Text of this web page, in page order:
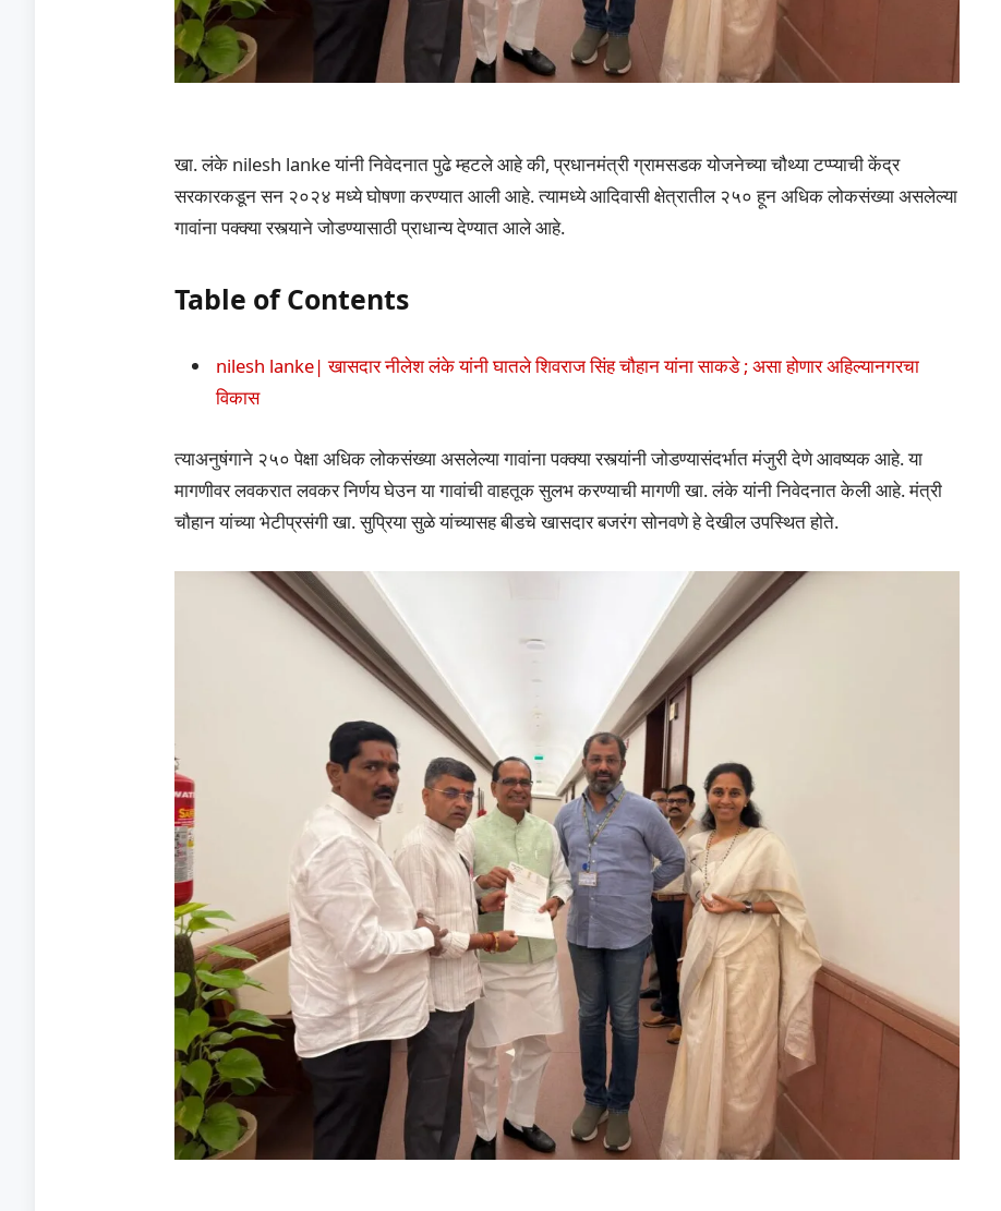
खा. लंके nilesh lanke यांनी निवेदनात पुढे म्हटले आहे की, प्रधानमंत्री ग्रामसडक योजनेच्या चौथ्या टप्प्याची केंद्र
सरकारकडून सन २०२४ मध्ये घोषणा करण्यात आली आहे. त्यामध्ये आदिवासी क्षेत्रातील २५० हून अधिक लोकसंख्या असलेल्या
गावांना पक्क्या रस्त्याने जोडण्यासाठी प्राधान्य देण्यात आले आहे.
Table of Contents
nilesh lanke| खासदार नीलेश लंके यांनी घातले शिवराज सिंह चौहान यांना साकडे ; असा होणार अहिल्यानगरचा
विकास
त्याअनुषंगाने २५० पेक्षा अधिक लोकसंख्या असलेल्या गावांना पक्क्या रस्त्यांनी जोडण्यासंदर्भात मंजुरी देणे आवष्यक आहे. या
मागणीवर लवकरात लवकर निर्णय घेउन या गावांची वाहतूक सुलभ करण्याची मागणी खा. लंके यांनी निवेदनात केली आहे. मंत्री
चौहान यांच्या भेटीप्रसंगी खा. सुप्रिया सुळे यांच्यासह बीडचे खासदार बजरंग सोनवणे हे देखील उपस्थित होते.